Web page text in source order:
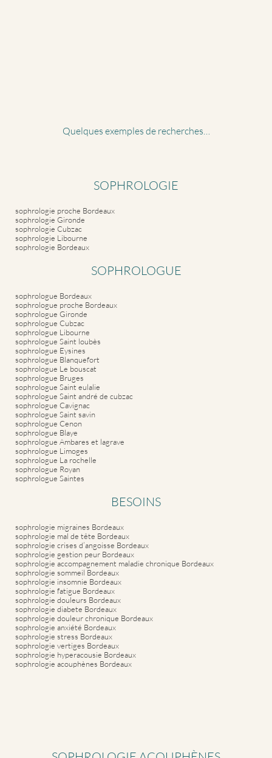
Quelques exemples de recherches…
SOPHROLOGIE
sophrologie proche Bordeaux
sophrologie Gironde
sophrologie Cubzac
sophrologie Libourne
sophrologie Bordeaux
SOPHROLOGUE
sophrologue Bordeaux
sophrologue proche Bordeaux
sophrologue Gironde
sophrologue Cubzac
sophrologue Libourne
sophrologue Saint loubès
sophrologue Eysines
sophrologue Blanquefort
sophrologue Le bouscat
sophrologue Bruges
sophrologue Saint eulalie
sophrologue Saint andré de cubzac
sophrologue Cavignac
sophrologue Saint savin
sophrologue Cenon
sophrologue Blaye
sophrologue Ambares et lagrave
sophrologue Limoges
sophrologue La rochelle
sophrologue Royan
sophrologue Saintes
BESOINS
sophrologie migraines Bordeaux
sophrologie mal de tête Bordeaux
sophrologie crises d’angoisse Bordeaux
sophrologie gestion peur Bordeaux
sophrologie accompagnement maladie chronique Bordeaux
sophrologie sommeil Bordeaux
sophrologie insomnie Bordeaux
sophrologie fatigue Bordeaux
sophrologie douleurs Bordeaux
sophrologie diabete Bordeaux
sophrologie douleur chronique Bordeaux
sophrologie anxiété Bordeaux
sophrologie stress Bordeaux
sophrologie vertiges Bordeaux
sophrologie hyperacousie Bordeaux
sophrologie acouphènes Bordeaux